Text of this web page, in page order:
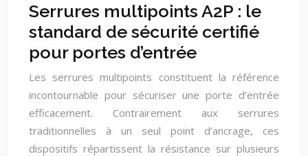
Serrures multipoints A2P : le
standard de sécurité certifié
pour portes d’entrée
Les serrures multipoints constituent la référence
incontournable pour sécuriser une porte d’entrée
efficacement. Contrairement aux serrures
traditionnelles à un seul point d’ancrage, ces
dispositifs répartissent la résistance sur plusieurs